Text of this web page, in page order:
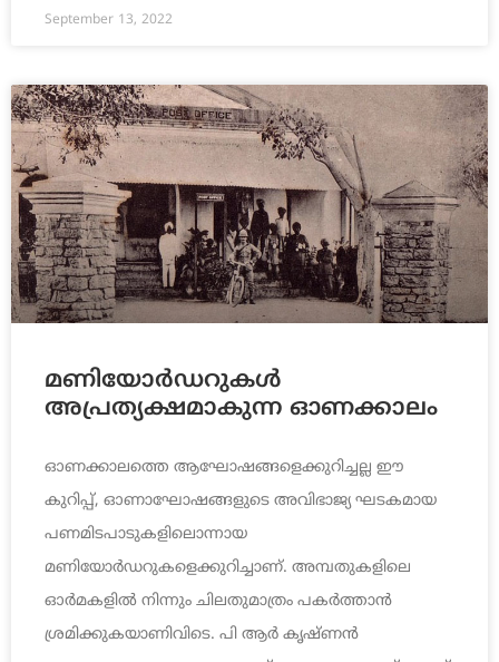
September 13, 2022
മണിയോര്‍ഡറുകള്‍
അപ്രത്യക്ഷമാകുന്ന ഓണക്കാലം
ഓണക്കാലത്തെ ആഘോഷങ്ങളെക്കുറിച്ചല്ല ഈ
കുറിപ്പ്, ഓണാഘോഷങ്ങളുടെ അവിഭാജ്യ ഘടകമായ
പണമിടപാടുകളിലൊന്നായ
മണിയോര്‍ഡറുകളെക്കുറിച്ചാണ്. അമ്പതുകളിലെ
ഓര്‍മകളില്‍ നിന്നും ചിലതുമാത്രം പകര്‍ത്താന്‍
ശ്രമിക്കുകയാണിവിടെ. പി ആര്‍ കൃഷ്ണന്‍